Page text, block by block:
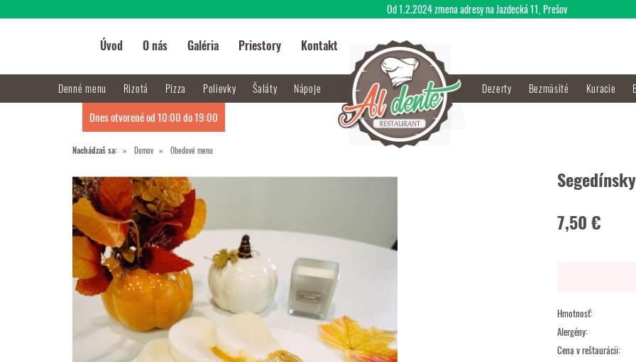
Nachádzaš sa: Domov Obedové menu
7,50 €
Hmotnosť:
Alergény:
Cena v reštaurácii:
Úvod O nás Galéria Priestory Kontakt
Denné menu Rizotá Pizza Polievky Šaláty Nápoje Dezerty Bezmäsité Kuracie
Dnes otvorené od 10:00 do 19:00
Od 1.2.2024 zmena adresy na Jazdecká 11, Prešov